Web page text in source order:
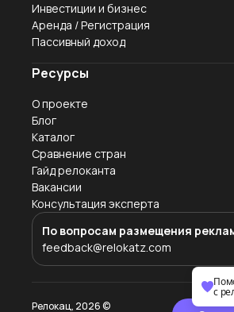
Инвестиции и бизнес
Аренда / Регистрация
Пассивный доход
Ресурсы
О проекте
Блог
Каталог
Сравнение стран
Гайд релоканта
Вакансии
Консультация эксперта
По вопросам размещения
feedback@relokatz.com
Релокац, 2026©
с